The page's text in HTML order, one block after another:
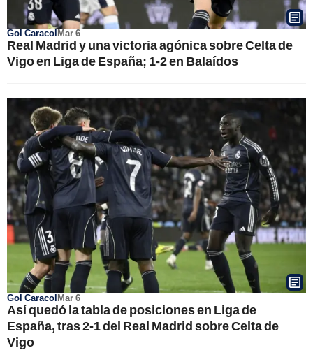
Gol CaracolMar 6
Real Madrid y una victoria agónica sobre Celta de
Vigo en Liga de España; 1-2 en Balaídos
Gol CaracolMar 6
Así quedó la tabla de posiciones en Liga de
España, tras 2-1 del Real Madrid sobre Celta de
Vigo